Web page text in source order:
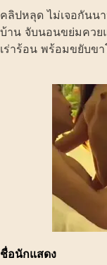
คลิปหลุด ไม่
เก่าพบกันใ
ความคิดถึง
คลิปหลุด ไม่เจอกันน
บ้าน จับนอนขย่มคว
เร่าร้อน พร้อมขยับข